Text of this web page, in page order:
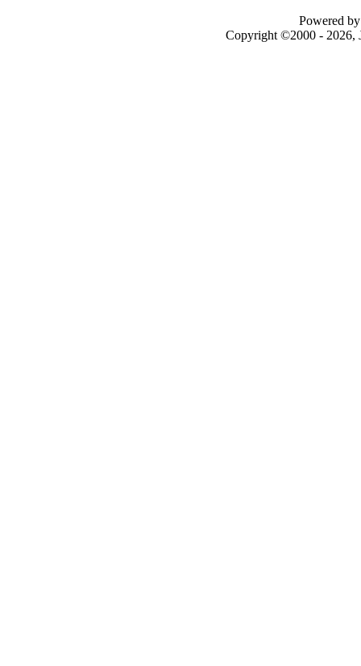
Powered
Copyright ©2000 - 2026,